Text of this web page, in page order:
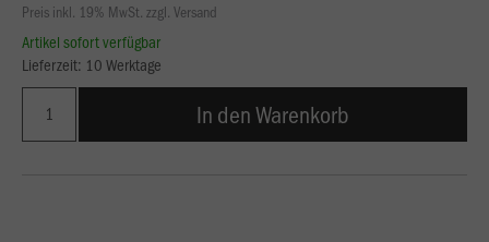
Preis inkl. 19% MwSt. zzgl. Versand
Artikel sofort verfügbar
Lieferzeit: 10 Werktage
In den Warenkorb